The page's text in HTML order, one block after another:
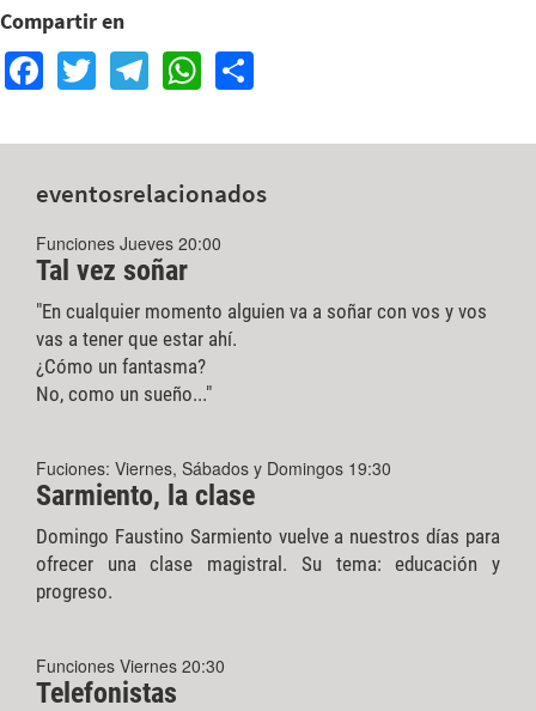
Compartir en
Facebook
TwitterTelegram
WhatsApp
eventosrelacionados
Funciones Jueves 20:00
Tal vez soñar
"En cualquier momento alguien va a soñar con vos y vos
vas a tener que estar ahí.
¿Cómo un fantasma?
No, como un sueño..."
Fuciones: Viernes, Sábados y Domingos 19:30
Sarmiento, la clase
Domingo Faustino Sarmiento vuelve a nuestros días para
ofrecer una clase magistral. Su tema: educación y
progreso.
Funciones Viernes 20:30
Telefonistas